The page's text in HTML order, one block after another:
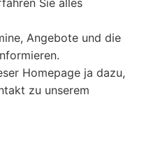
Sie alles
Angebote und die
Homepage ja dazu,
zu unserem